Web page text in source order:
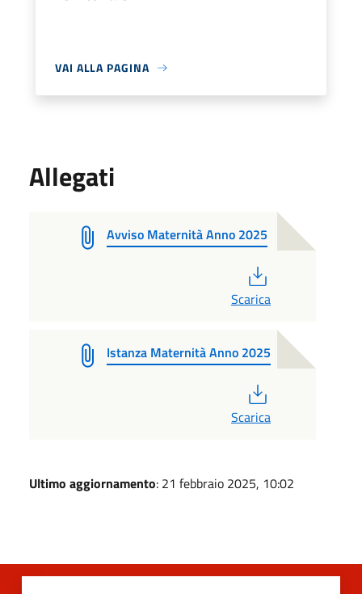
VAI ALLA PAGINA
Allegati
Avviso Maternità Anno 2025
Scarica
Istanza Maternità Anno 2025
Scarica
Ultimo aggiornamento: 21 febbraio 2025, 10:02